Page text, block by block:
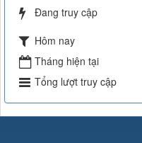
Đang truy cập
Hôm nay
Tháng hiện tại
Tổng lượt truy cập